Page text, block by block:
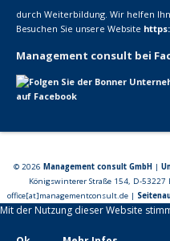
durch Weiterbildung. Wir helfen
Besuchen Sie unsere Website
Management consult bei
© 2026 Management consult GmbH |
Königswinterer Straße 154, D-
office[at]managementconsult.de |
Mit der Nutzung dieser Website